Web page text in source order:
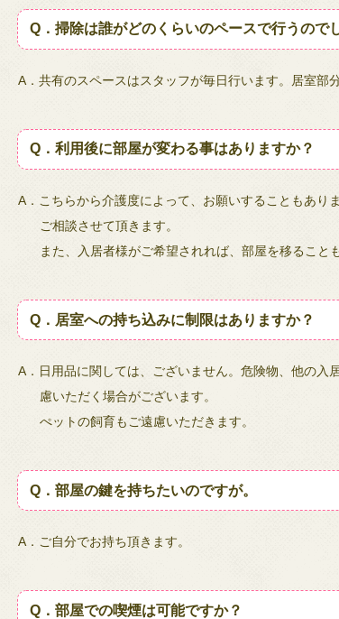
Q．掃除は誰がどのくらいのペースで行うので
A．共有のスペースはスタッフが毎日行います。居室部
Q．利用後に部屋が変わる事はありますか？
A．こちらから介護度によって、お願いすることもあり
ご相談させて頂きます。
また、入居者様がご希望されれば、部屋を移ること
Q．居室への持ち込みに制限はありますか？
A．日用品に関しては、ございません。危険物、他の入
慮いただく場合がございます。
ぺットの飼育もご遠慮いただきます。
Q．部屋の鍵を持ちたいのですが。
A．ご自分でお持ち頂きます。
Q．部屋での喫煙は可能ですか？